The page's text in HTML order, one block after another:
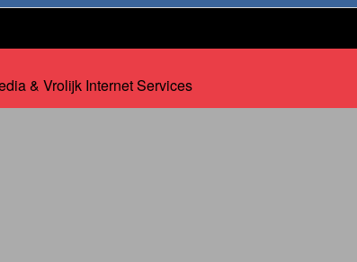
& Vrolijk Internet Services